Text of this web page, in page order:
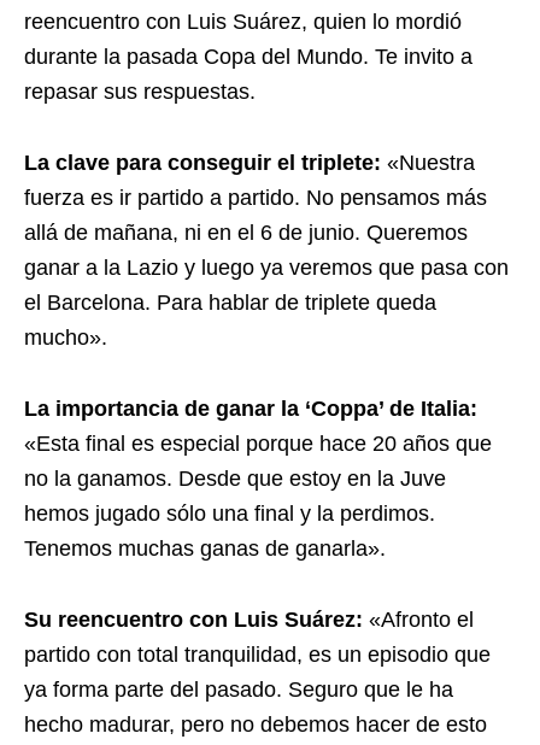
reencuentro con Luis Suárez, quien lo mordió
durante la pasada Copa del Mundo. Te invito a
repasar sus respuestas.
La clave para conseguir el triplete: «Nuestra
fuerza es ir partido a partido. No pensamos más
allá de mañana, ni en el 6 de junio. Queremos
ganar a la Lazio y luego ya veremos que pasa con
el Barcelona. Para hablar de triplete queda
mucho».
La importancia de ganar la ‘Coppa’ de Italia:
«Esta final es especial porque hace 20 años que
no la ganamos. Desde que estoy en la Juve
hemos jugado sólo una final y la perdimos.
Tenemos muchas ganas de ganarla».
Su reencuentro con Luis Suárez: «Afronto el
partido con total tranquilidad, es un episodio que
ya forma parte del pasado. Seguro que le ha
hecho madurar, pero no debemos hacer de esto